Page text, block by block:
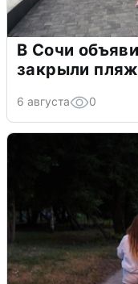
В Сочи
закрыли
6 августа 0